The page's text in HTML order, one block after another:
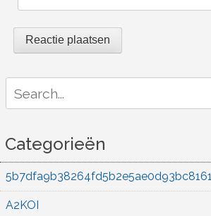
for:
Categorieën
5b7dfa9b38264fd5b2e5ae0d93bc8161
A2KOI